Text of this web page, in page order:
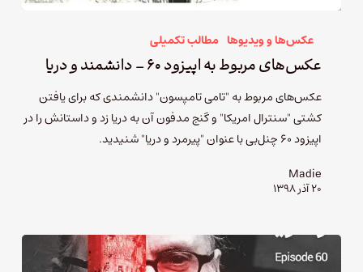
عکس‌ها و ویدیوها مطالب تکمیلی
عکس‌های مربوط به اپیزود ۶۰ – دانشمند و دریا
عکس‌های مربوط به "تامی تامپسون" دانشمندی که برای یافتن
کشتی "سنترال امریکا" و گنج مدفون آن به دریا زد و داستانش را در
اپیزود 60 چنل‌بی با عنوان "پیرمرد و دریا" شنیدید.
Madie
۲۰ آذر ۱۳۹۸